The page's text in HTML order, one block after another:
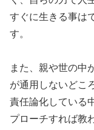
すぐに生きる事は
す。
また、親や世の中
が通用しないどこ
責任論化している
プローチすれば教